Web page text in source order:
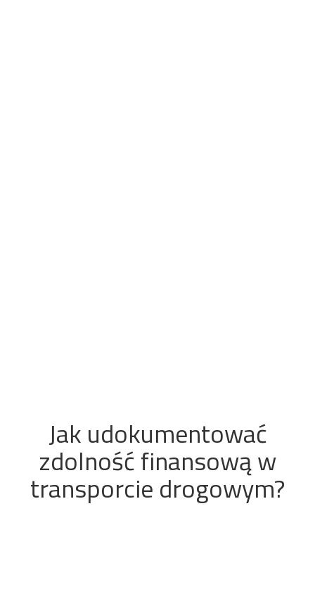
Jak udokumentować
zdolność finansową w
transporcie drogowym?